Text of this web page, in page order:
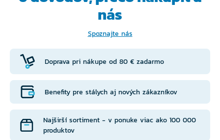
nás
Spoznajte nás
Doprava pri nákupe od 80 € zadarmo
Benefity pre stálych aj nových zákazníkov
Najširší sortiment - v ponuke viac ako 100 000
produktov